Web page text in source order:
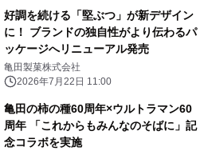
好調を続ける「堅ぶつ」が新デザイン
に！ ブランドの独自性がより伝わるパ
ッケージへリニューアル発売
亀田製菓株式会社
2026年7月22日 11:00
亀田の柿の種60周年×ウルトラマン60
周年 「これからもみんなのそばに」記
念コラボを実施